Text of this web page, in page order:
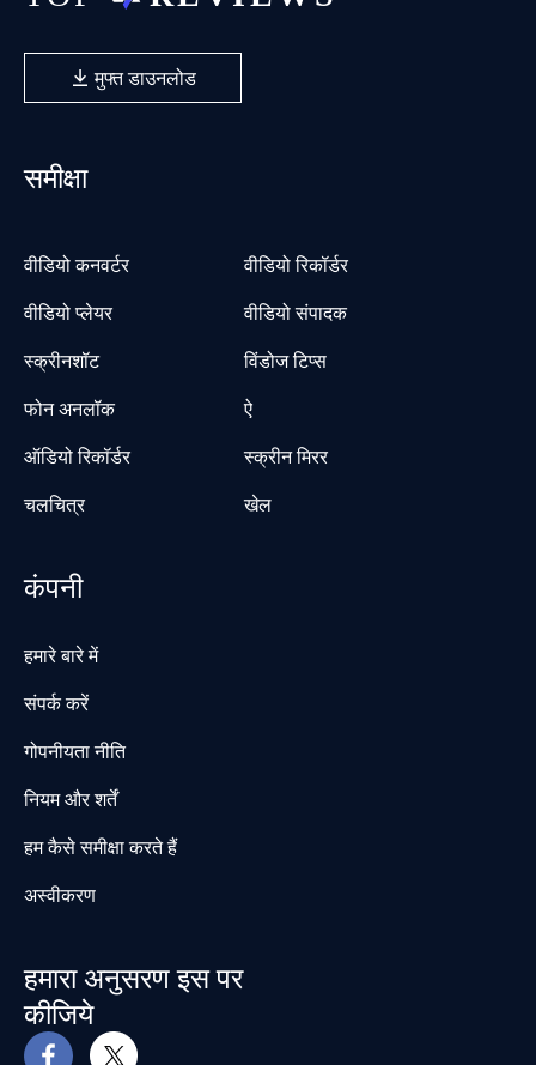
मुफ्त डाउनलोड
समीक्षा
वीडियो कनवर्टर
वीडियो रिकॉर्डर
वीडियो प्लेयर
वीडियो संपादक
स्क्रीनशॉट
विंडोज टिप्स
फोन अनलॉक
ऐ
ऑडियो रिकॉर्डर
स्क्रीन मिरर
चलचित्र
खेल
कंपनी
हमारे बारे में
संपर्क करें
गोपनीयता नीति
नियम और शर्तें
हम कैसे समीक्षा करते हैं
अस्वीकरण
हमारा अनुसरण इस पर
कीजिये